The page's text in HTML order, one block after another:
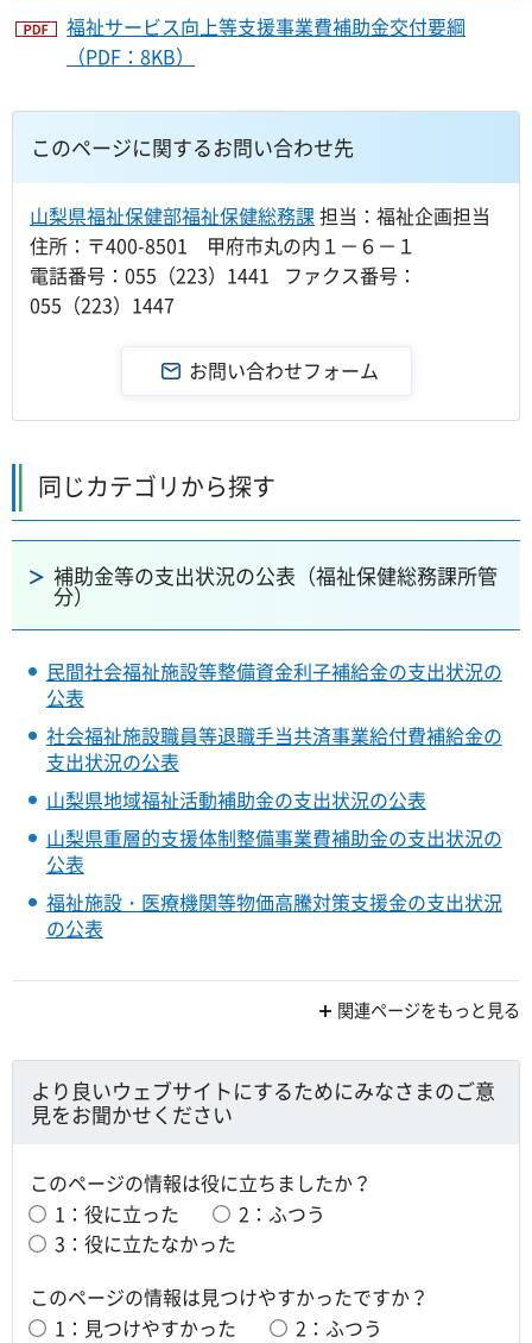
福祉サービス向上等支援事業費補助金交付要綱
（PDF：8KB）
このページに関するお問い合わせ先
山梨県福祉保健部福祉保健総務課 担当：福祉企画担当
住所：〒400-8501 甲府市丸の内１－６－１
電話番号：055（223）1441 ファクス番号：
055（223）1447
同じカテゴリから探す
補助金等の支出状況の公表（福祉保健総務課所管
分）
民間社会福祉施設等整備資金利子補給金の支出状況の
公表
社会福祉施設職員等退職手当共済事業給付費補給金の
支出状況の公表
山梨県地域福祉活動補助金の支出状況の公表
山梨県重層的支援体制整備事業費補助金の支出状況の
公表
福祉施設・医療機関等物価高騰対策支援金の支出状況
の公表
関連ページをもっと見る
より良いウェブサイトにするためにみなさまのご意
見をお聞かせください
このページの情報は役に立ちましたか？
1：役に立った
2：ふつう
3：役に立たなかった
このページの情報は見つけやすかったですか？
1：見つけやすかった
2：ふつう